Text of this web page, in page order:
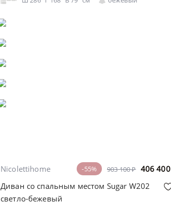
903 100 ₽ 406 400
-55%
Nicolettihome
Диван со спальным местом Sugar W202
светло-бежевый